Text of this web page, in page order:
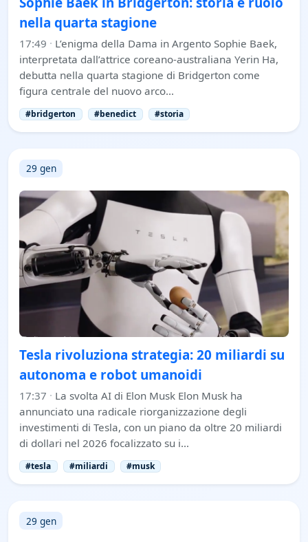
nella quarta stagione
17:49 · L’enigma della Dama in Argento Sophie Baek,
interpretata dall’attrice coreano-australiana Yerin Ha,
debutta nella quarta stagione di Bridgerton come
figura centrale del nuovo arco…
#bridgerton #benedict #storia
29 gen
Tesla rivoluziona strategia: 20 miliardi su
autonoma e robot umanoidi
17:37 · La svolta AI di Elon Musk Elon Musk ha
annunciato una radicale riorganizzazione degli
investimenti di Tesla, con un piano da oltre 20 miliardi
di dollari nel 2026 focalizzato su i…
#tesla #miliardi #musk
29 gen